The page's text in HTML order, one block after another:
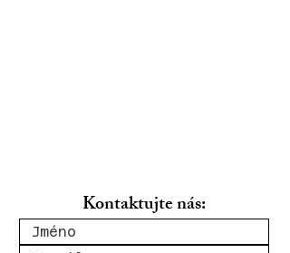
Kontaktujte nás: